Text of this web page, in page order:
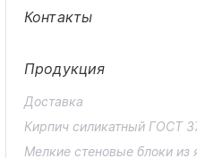
Продукция
Доставка
Кирпич силикатный ГОСТ
Мелкие стеновые блоки из
Контакты